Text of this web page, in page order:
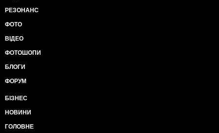
РЕЗОНАНС
ФОТО
ВІДЕО
ФОТОШОПИ
БЛОГИ
ФОРУМ
БІЗНЕС
НОВИНИ
ГОЛОВНЕ